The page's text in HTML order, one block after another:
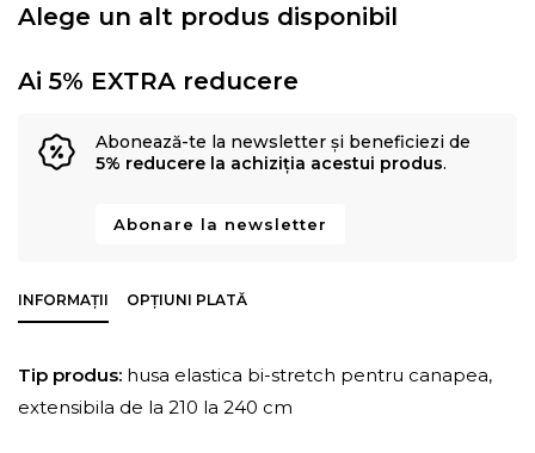
Alege un alt produs disponibil
Ai 5% EXTRA reducere
Abonează-te la newsletter și beneficiezi de
5% reducere la achiziția acestui produs.
Abonare la newsletter
INFORMAȚII OPȚIUNI PLATĂ
Tip produs: husa elastica bi-stretch pentru canapea,
extensibila de la 210 la 240 cm